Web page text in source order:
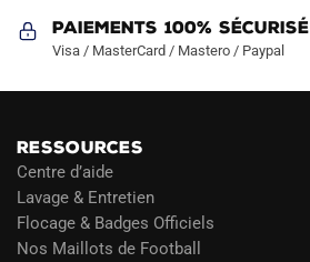
Paiements 100% Sécurisé
Visa / MasterCard / Mastero / Paypal
RESSOURCES
Centre d’aide
Lavage & Entretien
Flocage & Badges Officiels
Nos Maillots de Football